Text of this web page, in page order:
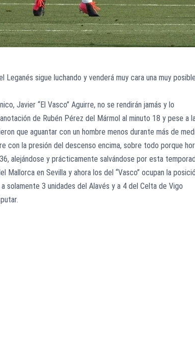
sigue luchando y venderá muy cara una muy
Javier “El Vasco” Aguirre, no se rendirán jamás y lo
de Rubén Pérez del Mármol al minuto 18 y pese a
que aguantar con un hombre menos durante más de
con la presión del descenso encima, sobre todo porque
alejándose y prácticamente salvándose por esta
en Sevilla y ahora los del “Vasco” ocupan la
solamente 3 unidades del Alavés y a 4 del Celta de Vigo